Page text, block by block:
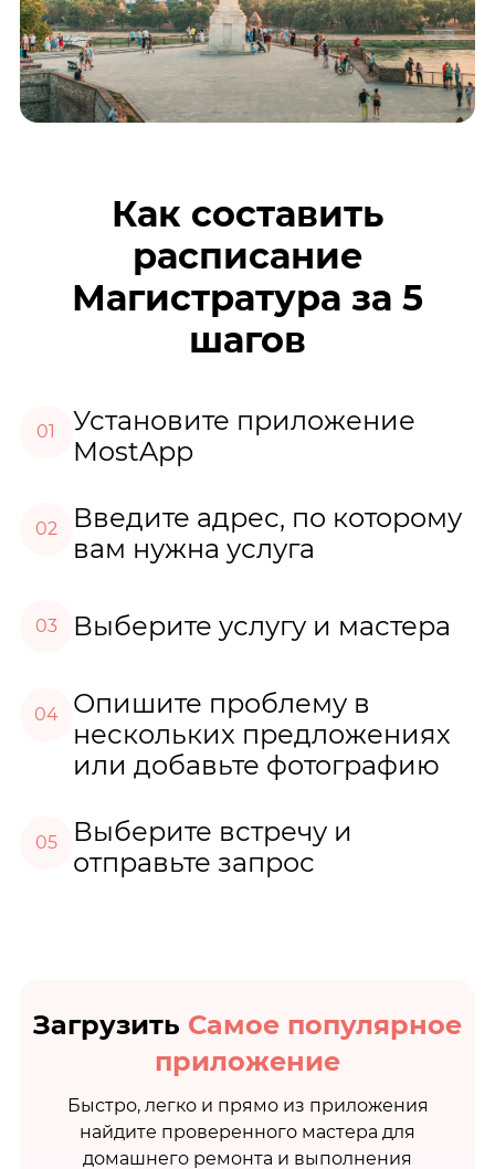
Как составить
расписание
Магистратура за 5
шагов
01
Установите приложение
MostApp
02
Введите адрес, по которому
вам нужна услуга
03 Выберите услугу и мастера
04
Опишите проблему в
нескольких предложениях
или добавьте фотографию
05
Выберите встречу и
отправьте запрос
Загрузить Самое популярное
приложение
Быстро, легко и прямо из приложения
найдите проверенного мастера для
домашнего ремонта и выполнения